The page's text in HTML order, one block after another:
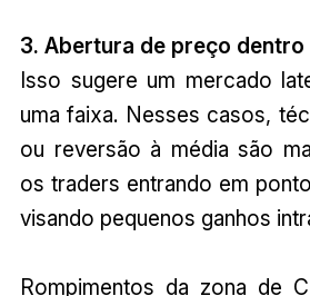
3. Abertura de preço dentro
Isso sugere um mercado
uma faixa. Nesses casos,
ou reversão à média são
os traders entrando em
visando pequenos ganhos
Rompimentos da zona de